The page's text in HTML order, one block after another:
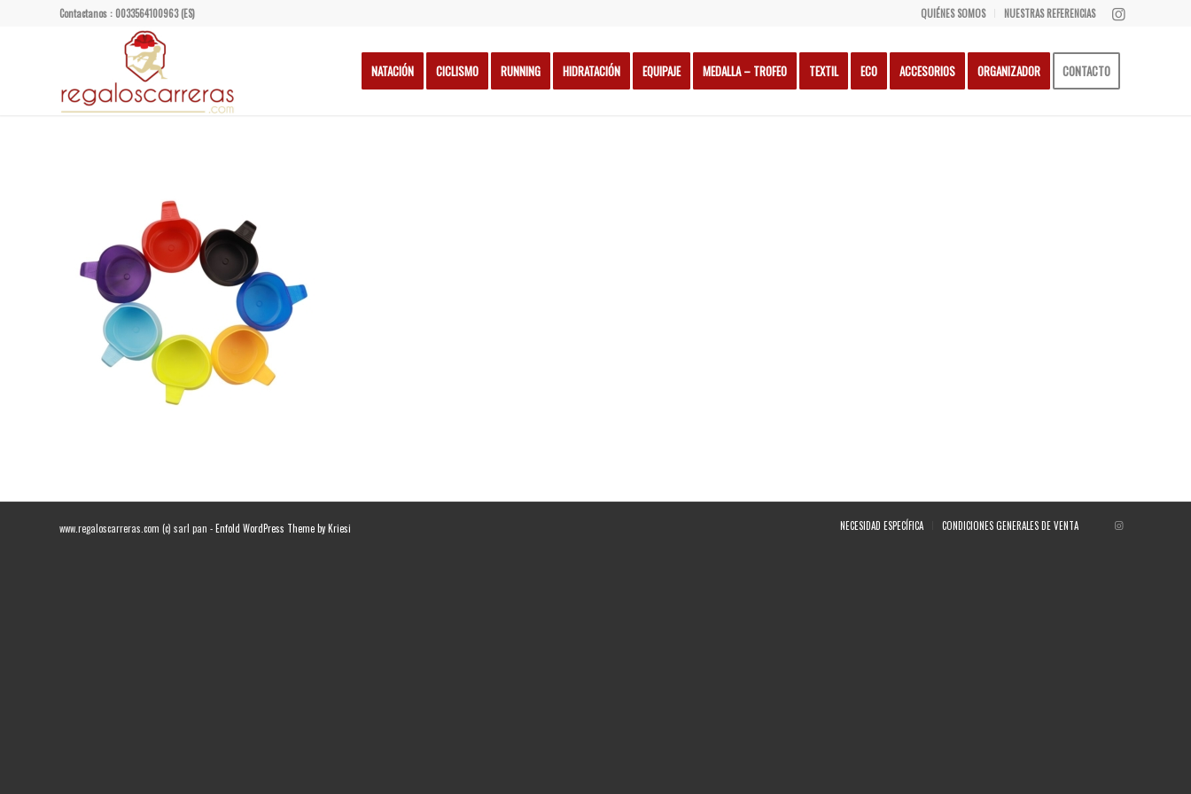
QUIÉNES SOMOS NUESTRAS REFERENCIAS
Contactanos : 0033564100963 (ES)
NATACIÓN CICLISMO RUNNING HIDRATACIÓN EQUIPAJE MEDALLA – TROFEO TEXTIL ECO ACCESORIOS ORGANIZADOR CONTACTO
www.regaloscarreras.com (c) sarl pan -Enfold WordPress Theme by Kriesi NECESIDAD ESPECÍFICA CONDICIONES GENERALES DE VENTA